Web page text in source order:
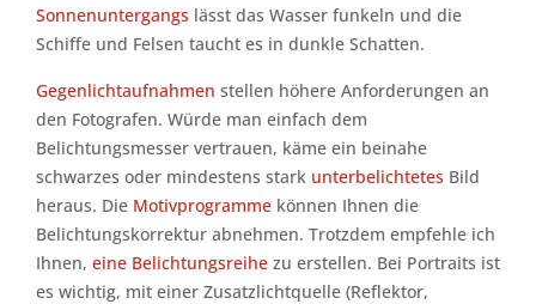
Sonnenuntergangs lässt das Wasser funkeln und die
Schiffe und Felsen taucht es in dunkle Schatten.
Gegenlichtaufnahmen stellen höhere Anforderungen an
den Fotografen. Würde man einfach dem
Belichtungsmesser vertrauen, käme ein beinahe
schwarzes oder mindestens stark unterbelichtetes Bild
heraus. Die Motivprogramme können Ihnen die
Belichtungskorrektur abnehmen. Trotzdem empfehle ich
Ihnen, eine Belichtungsreihe zu erstellen. Bei Portraits ist
es wichtig, mit einer Zusatzlichtquelle (Reflektor,